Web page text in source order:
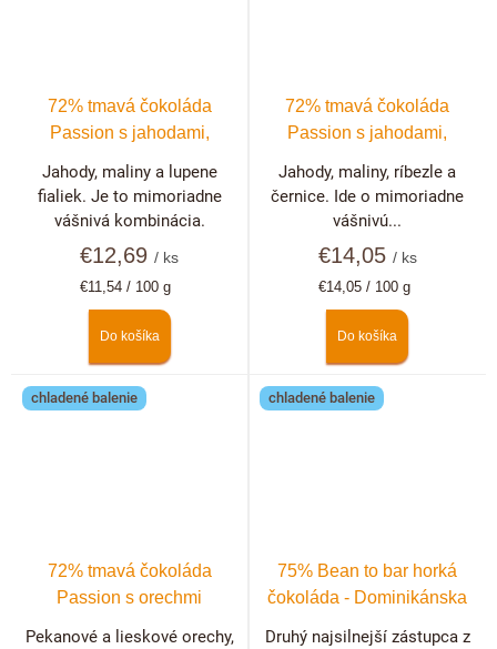
72% tmavá čokoláda
Passion s jahodami,
€12,69/ ks
Jednotková
€11,54 / 100 g
Do košíka
Jahody, maliny a lupene
fialiek. Je to mimoriadne
vášnivá kombinácia.
72% tmavá čokoláda
Passion s jahodami,
ríbezľami
€14,05 / ks
Jednotková
€14,05 / 100 g
Do košíka
Jahody, maliny, ríbezle a
černice. Ide o mimoriadne
vášnivú...
chladené balenie
72% tmavá čokoláda
Passion s orechmi
Pekanové a lieskové orechy,
chladené balenie
75% Bean to bar horká
čokoláda - Dominikánska
republika
Druhý najsilnejší zástupca z